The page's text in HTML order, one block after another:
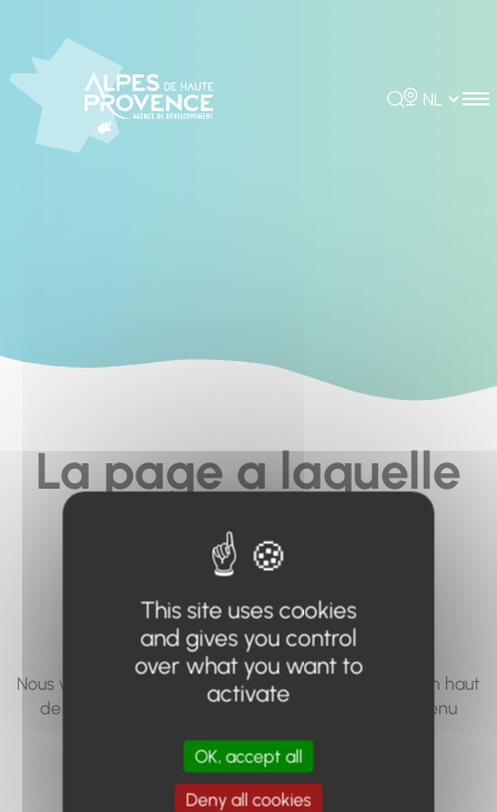
Rechercher
Choisir la
La page a laquelle
vous cherchez à
accéder n'existe
pas... ou plus.
Nous vous invitons à utiliser le moteur de recherche en haut
de page, ou à utiliser le menu pour trouver le contenu
Retour à l'accueil
This site uses cookies
and gives you control
over what you want to
activate
OK, accept all
Deny all cookies